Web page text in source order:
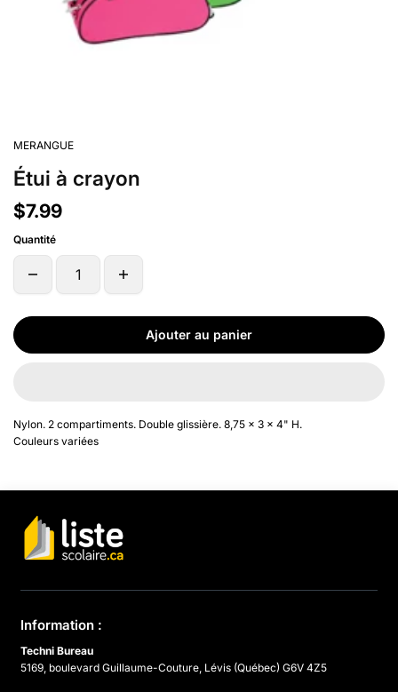
MERANGUE
Étui à crayon
$7.99
Quantité
Ajouter au panier
Nylon. 2 compartiments. Double glissière. 8,75 x 3 x 4" H.
Couleurs variées
Information :
Techni Bureau
5169, boulevard Guillaume-Couture, Lévis (Québec) G6V 4Z5